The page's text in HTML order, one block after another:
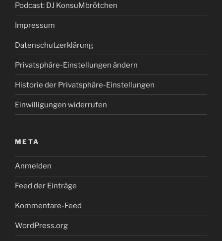
Podcast: DJ KonsuMbrötchen
Impressum
Datenschutzerklärung
Privatsphäre-Einstellungen ändern
Historie der Privatsphäre-Einstellungen
Einwilligungen widerrufen
META
Anmelden
Feed der Einträge
Kommentare-Feed
WordPress.org